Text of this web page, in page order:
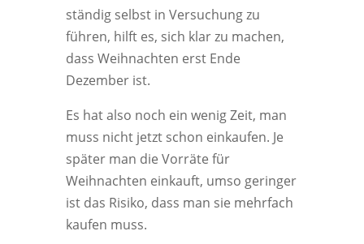
ständig selbst in Versuchung zu
führen, hilft es, sich klar zu machen,
dass Weihnachten erst Ende
Dezember ist.
Es hat also noch ein wenig Zeit, man
muss nicht jetzt schon einkaufen. Je
später man die Vorräte für
Weihnachten einkauft, umso geringer
ist das Risiko, dass man sie mehrfach
kaufen muss.